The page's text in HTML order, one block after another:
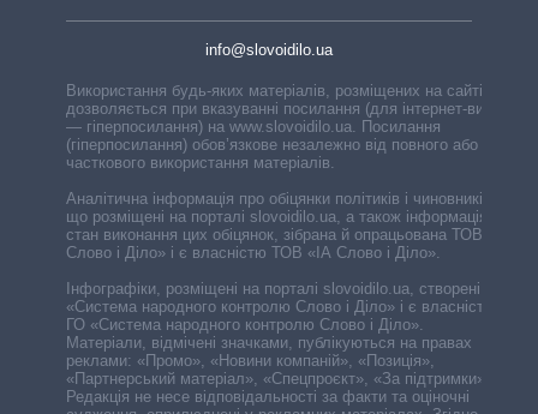
info@slovoidilo.ua
Використання будь-яких матеріалів, розміщених на сайті,
дозволяється при вказуванні посилання (для інтернет-видань
— гіперпосилання) на www.slovoidilo.ua. Посилання
(гіперпосилання) обов’язкове незалежно від повного або
часткового використання матеріалів.
Аналітична інформація про обіцянки політиків і чиновників,
що розміщені на порталі slovoidilo.ua, а також інформація про
стан виконання цих обіцянок, зібрана й опрацьована ТОВ «ІА
Слово і Діло» і є власністю ТОВ «ІА Слово і Діло».
Інфографіки, розміщені на порталі slovoidilo.ua, створені ГО
«Система народного контролю Слово і Діло» і є власністю
ГО «Система народного контролю Слово і Діло».
Матеріали, відмічені значками, публікуються на правах
реклами: «Промо», «Новини компаній», «Позиція»,
«Партнерський матеріал», «Спецпроєкт», «За підтримки».
Редакція не несе відповідальності за факти та оціночні